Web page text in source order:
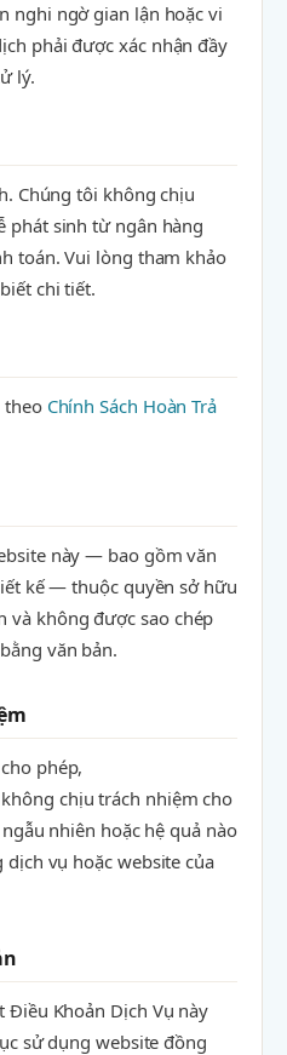
nghi ngờ gian lận hoặc vi
phải được xác nhận đầy
lý.
Chúng tôi không chịu
phát sinh từ ngân hàng
toán. Vui lòng tham khảo
chi tiết.
theo Chính Sách Hoàn Trả
này — bao gồm văn
kế — thuộc quyền sở hữu
và không được sao chép
văn bản.
phép,
chịu trách nhiệm cho
nhiên hoặc hệ quả nào
vụ hoặc website của
Điều Khoản Dịch Vụ này
sử dụng website đồng